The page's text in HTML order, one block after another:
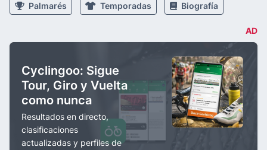
Palmarés Temporadas Biografía
AD
Cyclingoo: Sigue
Tour, Giro y Vuelta
como nunca
Resultados en directo,
clasificaciones
actualizadas y perfiles de